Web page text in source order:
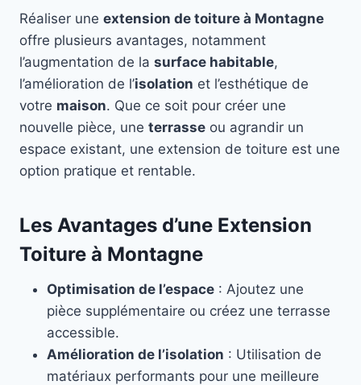
Réaliser une extension de toiture à Montagne
offre plusieurs avantages, notamment
l’augmentation de la surface habitable,
l’amélioration de l’isolation et l’esthétique de
votre maison. Que ce soit pour créer une
nouvelle pièce, une terrasse ou agrandir un
espace existant, une extension de toiture est une
option pratique et rentable.
Les Avantages d’une Extension
Toiture à Montagne
Optimisation de l’espace : Ajoutez une
pièce supplémentaire ou créez une terrasse
accessible.
Amélioration de l’isolation : Utilisation de
matériaux performants pour une meilleure